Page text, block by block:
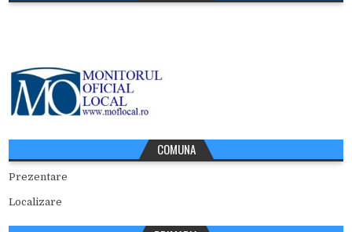
COMUNA
Prezentare
Localizare